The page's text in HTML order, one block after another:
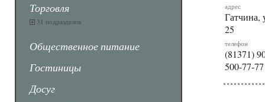
Торговля
31 подразделов
Общественное питание
Гостиницы
Досуг
адрес
Гатчина,
25
телефон
(81371)
500-77-77